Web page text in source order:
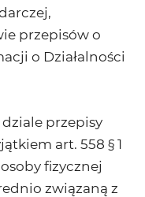
przepisów o
o Działalności
przepisy
art. 558 § 1
fizycznej
związaną z